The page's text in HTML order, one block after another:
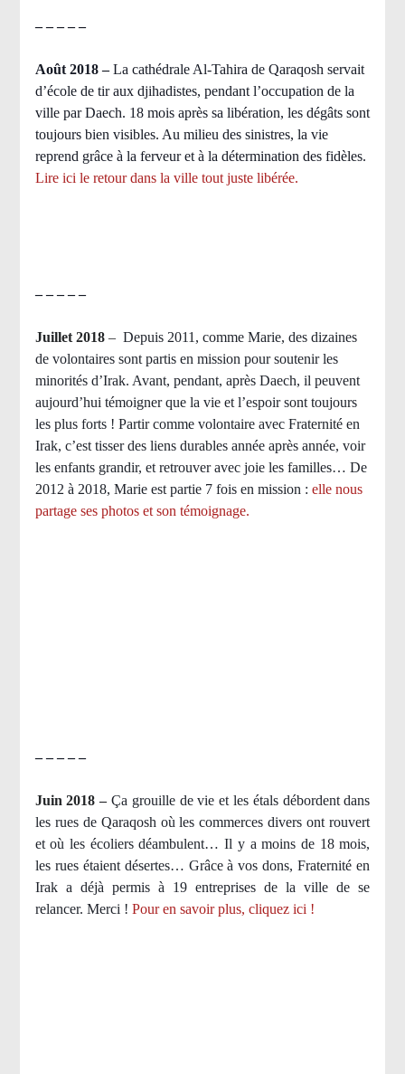
– – – – –
Août 2018–La cathédrale Al-Tahira de Qaraqosh servait
d’école de tir aux djihadistes, pendant l’occupation de la
ville par Daech. 18 mois après sa libération, les dégâts sont
toujours bien visibles. Au milieu des sinistres, la vie
reprend grâce à la ferveur et à la détermination des fidèles.
Lire ici le retour dans la ville tout juste libérée.
– – – – –
Juillet 2018 – Depuis 2011, comme Marie, des dizaines
de volontaires sont partis en mission pour soutenir les
minorités d’Irak. Avant, pendant, après Daech, il peuvent
aujourd’hui témoigner que la vie et l’espoir sont toujours
les plus forts ! Partir comme volontaire avec Fraternité en
Irak, c’est tisser des liens durables année après année, voir
les enfants grandir, et retrouver avec joie les familles… De
2012 à 2018, Marie est partie 7 fois en mission : elle nous
partage ses photos et son témoignage.
– – – – –
Juin 2018 – Ça grouille de vie et les étals débordent dans
les rues de Qaraqosh où les commerces divers ont rouvert
et où les écoliers déambulent… Il y a moins de 18 mois,
les rues étaient désertes… Grâce à vos dons, Fraternité en
Irak a déjà permis à 19 entreprises de la ville de se
relancer. Merci ! Pour en savoir plus, cliquez ici !